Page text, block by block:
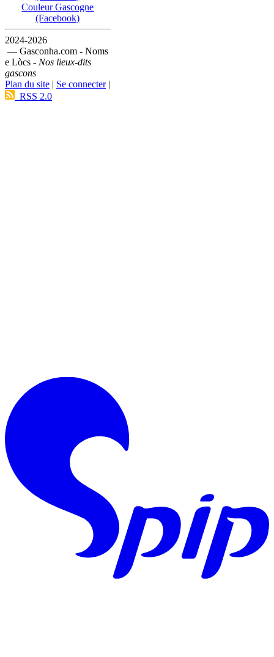
Couleur Gascogne
(Facebook)
2024-2026
— Gasconha.com - Noms
e Lòcs - Nos lieux-dits
gascons
Plan du site | Se connecter|
RSS 2.0